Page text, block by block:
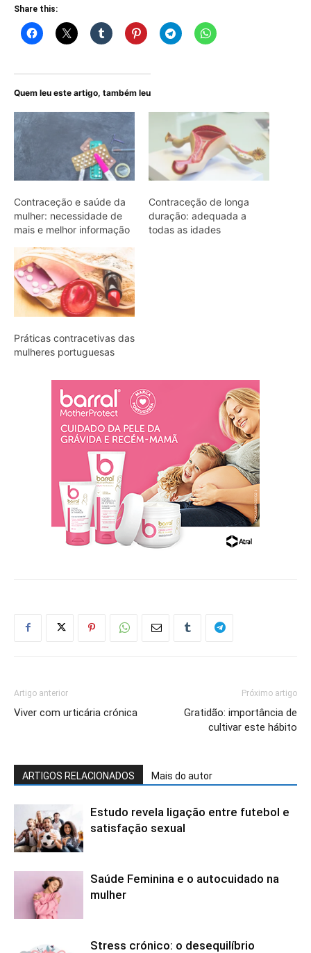
Share this:
Quem leu este artigo, também leu
Contraceção e saúde da
mulher: necessidade de
mais e melhor informação
Contraceção de longa
duração: adequada a
todas as idades
Práticas contracetivas das
mulheres portuguesas
Artigo anterior
Viver com urticária crónica
Próximo artigo
Gratidão: importância de
cultivar este hábito
ARTIGOS RELACIONADOS Mais do autor
Estudo revela ligação entre futebol e
satisfação sexual
Saúde Feminina e o autocuidado na
mulher
Stress crónico: o desequilíbrio